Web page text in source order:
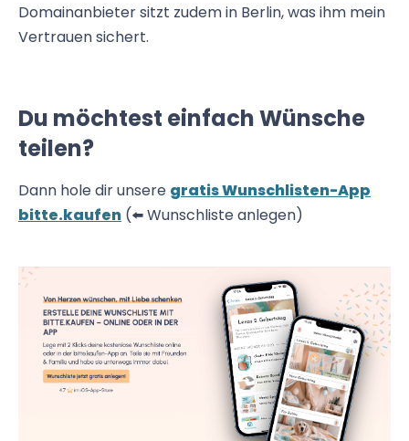
Domainanbieter sitzt zudem in Berlin, was ihm mein
Vertrauen sichert.
Du möchtest einfach Wünsche
teilen?
Dann hole dir unsere gratis Wunschlisten-App
bitte.kaufen (⬅️ Wunschliste anlegen)